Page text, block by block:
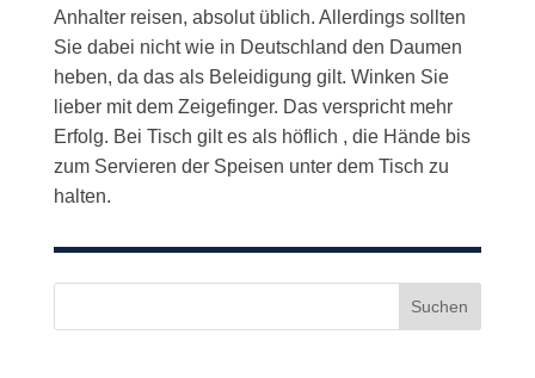
Anhalter reisen, absolut üblich. Allerdings sollten
Sie dabei nicht wie in Deutschland den Daumen
heben, da das als Beleidigung gilt. Winken Sie
lieber mit dem Zeigefinger. Das verspricht mehr
Erfolg. Bei Tisch gilt es als höflich , die Hände bis
zum Servieren der Speisen unter dem Tisch zu
halten.